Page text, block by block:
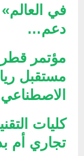
في
دعم…
مؤتمر قطر
مستقبل
كليات
تجاري أم